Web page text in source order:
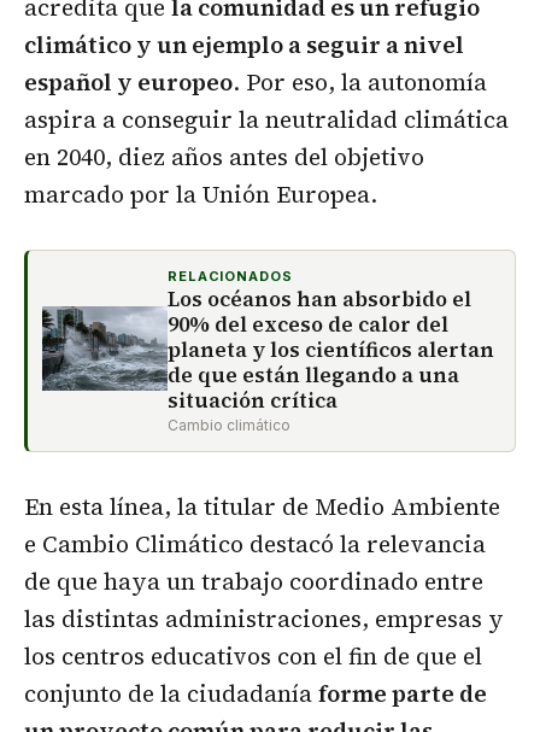
acredita que la comunidad es un refugio
climático y un ejemplo a seguir a nivel
español y europeo. Por eso, la autonomía
aspira a conseguir la neutralidad climática
en 2040, diez años antes del objetivo
marcado por la Unión Europea.
RELACIONADOS
Los océanos han absorbido el
90% del exceso de calor del
planeta y los científicos alertan
de que están llegando a una
situación crítica
Cambio climático
En esta línea, la titular de Medio Ambiente
e Cambio Climático destacó la relevancia
de que haya un trabajo coordinado entre
las distintas administraciones, empresas y
los centros educativos con el fin de que el
conjunto de la ciudadaníaforme parte de